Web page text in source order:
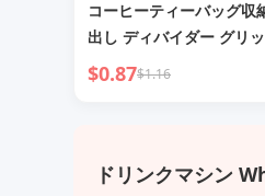
コーヒーティーバッグ収
出し ディバイダー グリ
ボックス カプセル ドリン
$0.87$1.16
ドリンクマシン